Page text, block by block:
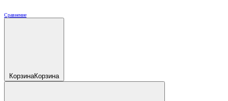
Сравнение
КорзинаКорзина